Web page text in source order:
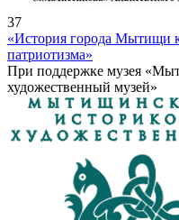
37
«История города Мытищи
патриотизма»
При поддержке музея
художественный музей»